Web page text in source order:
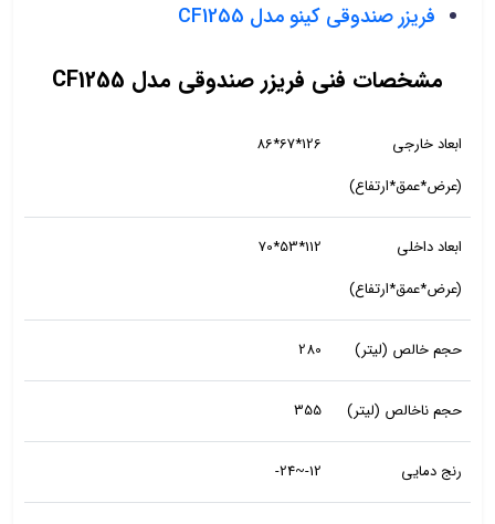
فریزر صندوقی کینو مدل CF1255
مشخصات فنی فریزر صندوقی مدل CF1255
ابعاد خارجی
(عرض*عمق*ارتفاع)
126*67*86
ابعاد داخلی
(عرض*عمق*ارتفاع)
112*53*70
حجم خالص (لیتر) 280
حجم ناخالص (لیتر) 355
رنج دمایی 12-~24-